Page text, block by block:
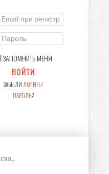
Email при регистрации
Пароль
ЗАПОМНИТЬ МЕНЯ
ВОЙТИ
ЗАБЫЛИ ЛОГИН/
ПАРОЛЬ?